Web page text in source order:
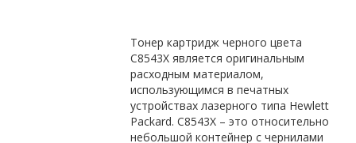
Тонер картридж черного цвета
C8543X является оригинальным
расходным материалом,
использующимся в печатных
устройствах лазерного типа Hewlett
Packard. C8543X – это относительно
небольшой контейнер с чернилами